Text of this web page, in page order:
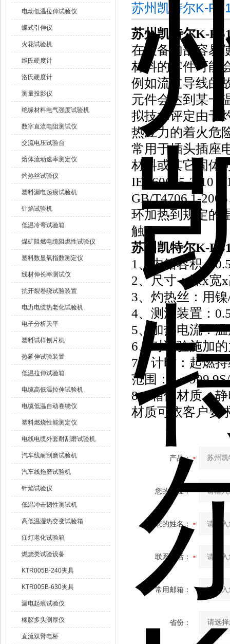
电动低温拉伸试验仪
蝶式引伸仪
火花试验机
维氏硬度计
洛氏硬度计
测量投影仪
绝缘材料电气强度试验机
数字直流电阻测试仪
交流电压试验台
熔体流动速率测定仪
灼热丝试验仪
塑料漏电起痕试验机
针焰试验机
低温冷弯试验箱
煤矿阻燃电缆阻燃性试验仪
塑料数显氧指数测定仪
线材伸长率测试仪
抗开裂卷绕试验装置
电力电缆热老化试验机
电子分析天平
塑料试样刨片机
热延伸试验装置
低温拉伸试验箱
电缆高低温拉伸试验机
电缆低温自动卷绕仪
塑料燃烧性能测定仪
电线电缆外套耐刮磨试验机
汽车线耐刮磨试验机
汽车线拖磨试验机
针焰试验仪
低温冲击韧性测试机
高低温湿热交变试验箱
疝灯老化试验箱
燃烧类试验设备
KTR005B-240夹具
KTR005B-630夹具
漏电起痕试验仪
橡胶多头测厚仪
直流双臂电桥
苏州凯特尔K-
苏州凯特尔K-
在设备内部容易
材料的零件可能
例如流过导线的
元件会达到某一
拟技术评定由于
热应力的着火危
常用于插头插座
材料或其它固体
IEC60695-2-10
GB/T4706.1-
环加热到规定的
触。
苏州凯特尔K-
1 、内箱容积：
2、尺寸：深x宽
3、灼热丝：用
4、测温装置：
5、加热电流：
6、对试验施加
7、计时：起燃
范围：0～
8、箱体材质：
材质可依客户要
产品：
您的单位：
您的姓名：
联系电话：
常用邮箱：
省份：